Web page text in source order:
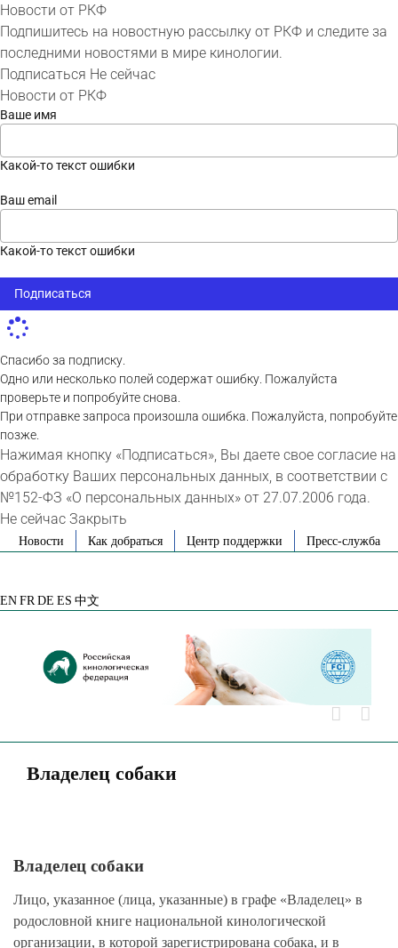
Новости от РКФ
Подпишитесь на новостную рассылку от РКФ и следите за
последними новостями в мире кинологии.
Подписаться Не сейчас
Новости от РКФ
Ваше имя
Какой-то текст ошибки
Ваш email
Какой-то текст ошибки
Подписаться
Спасибо за подписку.
Одно или несколько полей содержат ошибку. Пожалуйста
проверьте и попробуйте снова.
При отправке запроса произошла ошибка. Пожалуйста, попробуйте
позже.
Нажимая кнопку «Подписаться», Вы даете свое согласие на
обработку Ваших персональных данных, в соответствии с
№152-ФЗ «О персональных данных» от 27.07.2006 года.
Не сейчас Закрыть
SkipНовости Как добраться Центр поддержки Пресс-служба
EN FR DE ES 中文
Владелец собаки
Владелец собаки
Лицо, указанное (лица, указанные) в графе «Владелец» в
родословной книге национальной кинологической
организации, в которой зарегистрирована собака, и в